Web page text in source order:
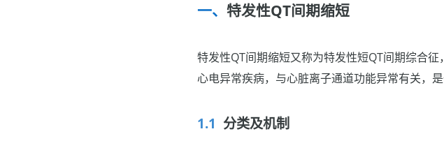
特发性QT间期缩短
特发性QT间期缩短又称为特发性短QT间期综合
心电异常疾病，与心脏离子通道功能异常有关，
分类及机制